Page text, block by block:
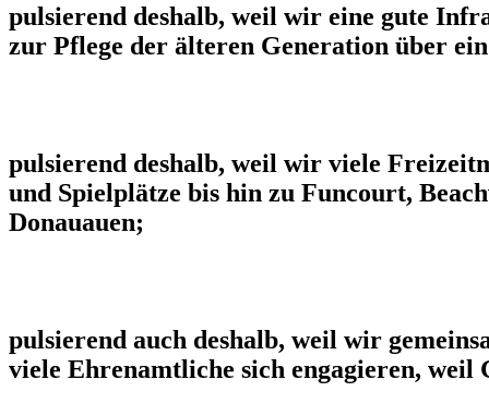
pulsierend deshalb, weil wir eine gute
zur Pflege der älteren Generation über
pulsierend deshalb, weil wir viele
und Spielplätze bis hin zu Funcourt,
Donauauen;
pulsierend auch deshalb, weil wir
viele Ehrenamtliche sich engagieren,